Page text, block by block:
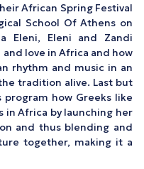
African Spring Festival
School Of Athens on
Eleni, Eleni and Zandi
love in Africa and how
rhythm and music in an
tradition alive. Last but
how Greeks like
in Africa by launching her
and thus blending and
together, making it a